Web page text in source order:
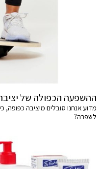
ההשפעה הכפולה של
מדוע אנחנו סובלים מיציבה כפופה,
לשפרה?